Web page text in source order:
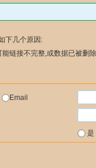
下几个原因:
链接不完整,或数据已被删
Email